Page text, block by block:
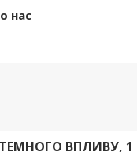
нас
ВПЛИВУ, 1